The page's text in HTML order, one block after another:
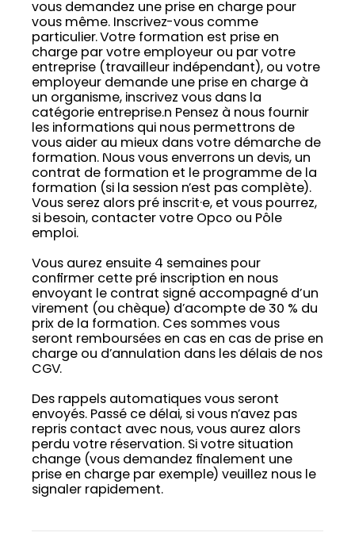
vous demandez une prise en charge pour
vous même. Inscrivez-vous comme
particulier. Votre formation est prise en
charge par votre employeur ou par votre
entreprise (travailleur indépendant), ou votre
employeur demande une prise en charge à
un organisme, inscrivez vous dans la
catégorie entreprise.n Pensez à nous fournir
les informations qui nous permettrons de
vous aider au mieux dans votre démarche de
formation. Nous vous enverrons un devis, un
contrat de formation et le programme de la
formation (si la session n’est pas complète).
Vous serez alors pré inscrit·e, et vous pourrez,
si besoin, contacter votre Opco ou Pôle
emploi.
Vous aurez ensuite 4 semaines pour
confirmer cette pré inscription en nous
envoyant le contrat signé accompagné d’un
virement (ou chèque) d’acompte de 30 % du
prix de la formation. Ces sommes vous
seront remboursées en cas en cas de prise en
charge ou d’annulation dans les délais de nos
CGV.
Des rappels automatiques vous seront
envoyés. Passé ce délai, si vous n’avez pas
repris contact avec nous, vous aurez alors
perdu votre réservation. Si votre situation
change (vous demandez finalement une
prise en charge par exemple) veuillez nous le
signaler rapidement.